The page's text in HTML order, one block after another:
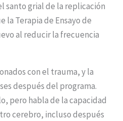
santo grial de la replicación
la Terapia de Ensayo de
al reducir la frecuencia
con el trauma, y la
después del programa.
pero habla de la capacidad
cerebro, incluso después